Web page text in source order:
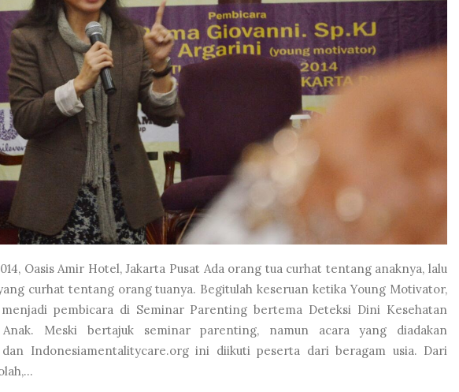
Oasis Amir Hotel, Jakarta Pusat Ada orang tua curhat tentang anaknya, lalu
curhat tentang orang tuanya. Begitulah keseruan ketika Young Motivator,
pembicara di Seminar Parenting bertema Deteksi Dini Kesehatan
Meski bertajuk seminar parenting, namun acara yang diadakan
Indonesiamentalitycare.org ini diikuti peserta dari beragam usia. Dari